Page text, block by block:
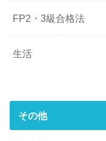
FP2・3級合格法
生活
その他